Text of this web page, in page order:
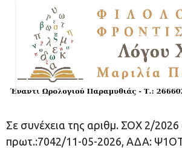
Σε συνέχεια της αριθμ. ΣΟΧ 2/2026
πρωτ.:7042/11-05-2026, ΑΔΑ: